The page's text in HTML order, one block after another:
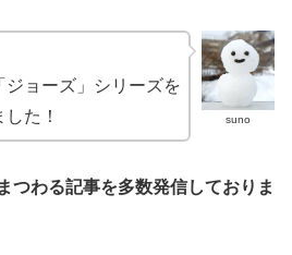
suno
ョーズ」シリーズを
た！
つわる記事を多数発信しておりま